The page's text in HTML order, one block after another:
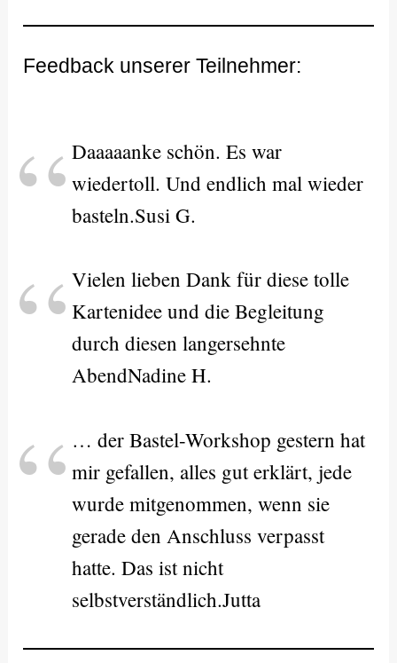
Feedback unserer Teilnehmer:
Daaaaanke schön. Es war
wiedertoll. Und endlich mal wieder
basteln.Susi G.
Vielen lieben Dank für diese tolle
Kartenidee und die Begleitung
durch diesen langersehnte
AbendNadine H.
… der Bastel-Workshop gestern hat
mir gefallen, alles gut erklärt, jede
wurde mitgenommen, wenn sie
gerade den Anschluss verpasst
hatte. Das ist nicht
selbstverständlich.Jutta